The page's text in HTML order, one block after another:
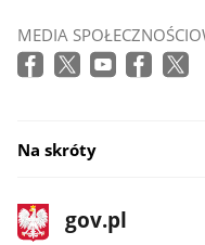
MEDIA
Na skróty
stopka
gov.pl
Strona
gov.pl